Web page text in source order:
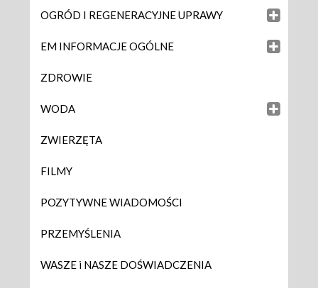
OGRÓD I REGENERACYJNE UPRAWY
EM INFORMACJE OGÓLNE
ZDROWIE
WODA
ZWIERZĘTA
FILMY
POZYTYWNE WIADOMOŚCI
PRZEMYŚLENIA
WASZE i NASZE DOŚWIADCZENIA